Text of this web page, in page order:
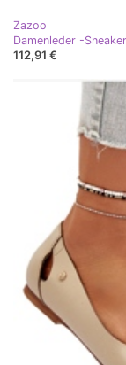
Zazoo
Damenleder -
112,91 €